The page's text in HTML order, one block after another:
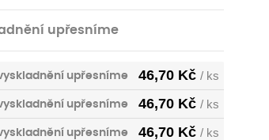
upřesníme
upřesníme 46,70 Kč / ks
upřesníme 46,70 Kč / ks
upřesníme 46,70 Kč / ks